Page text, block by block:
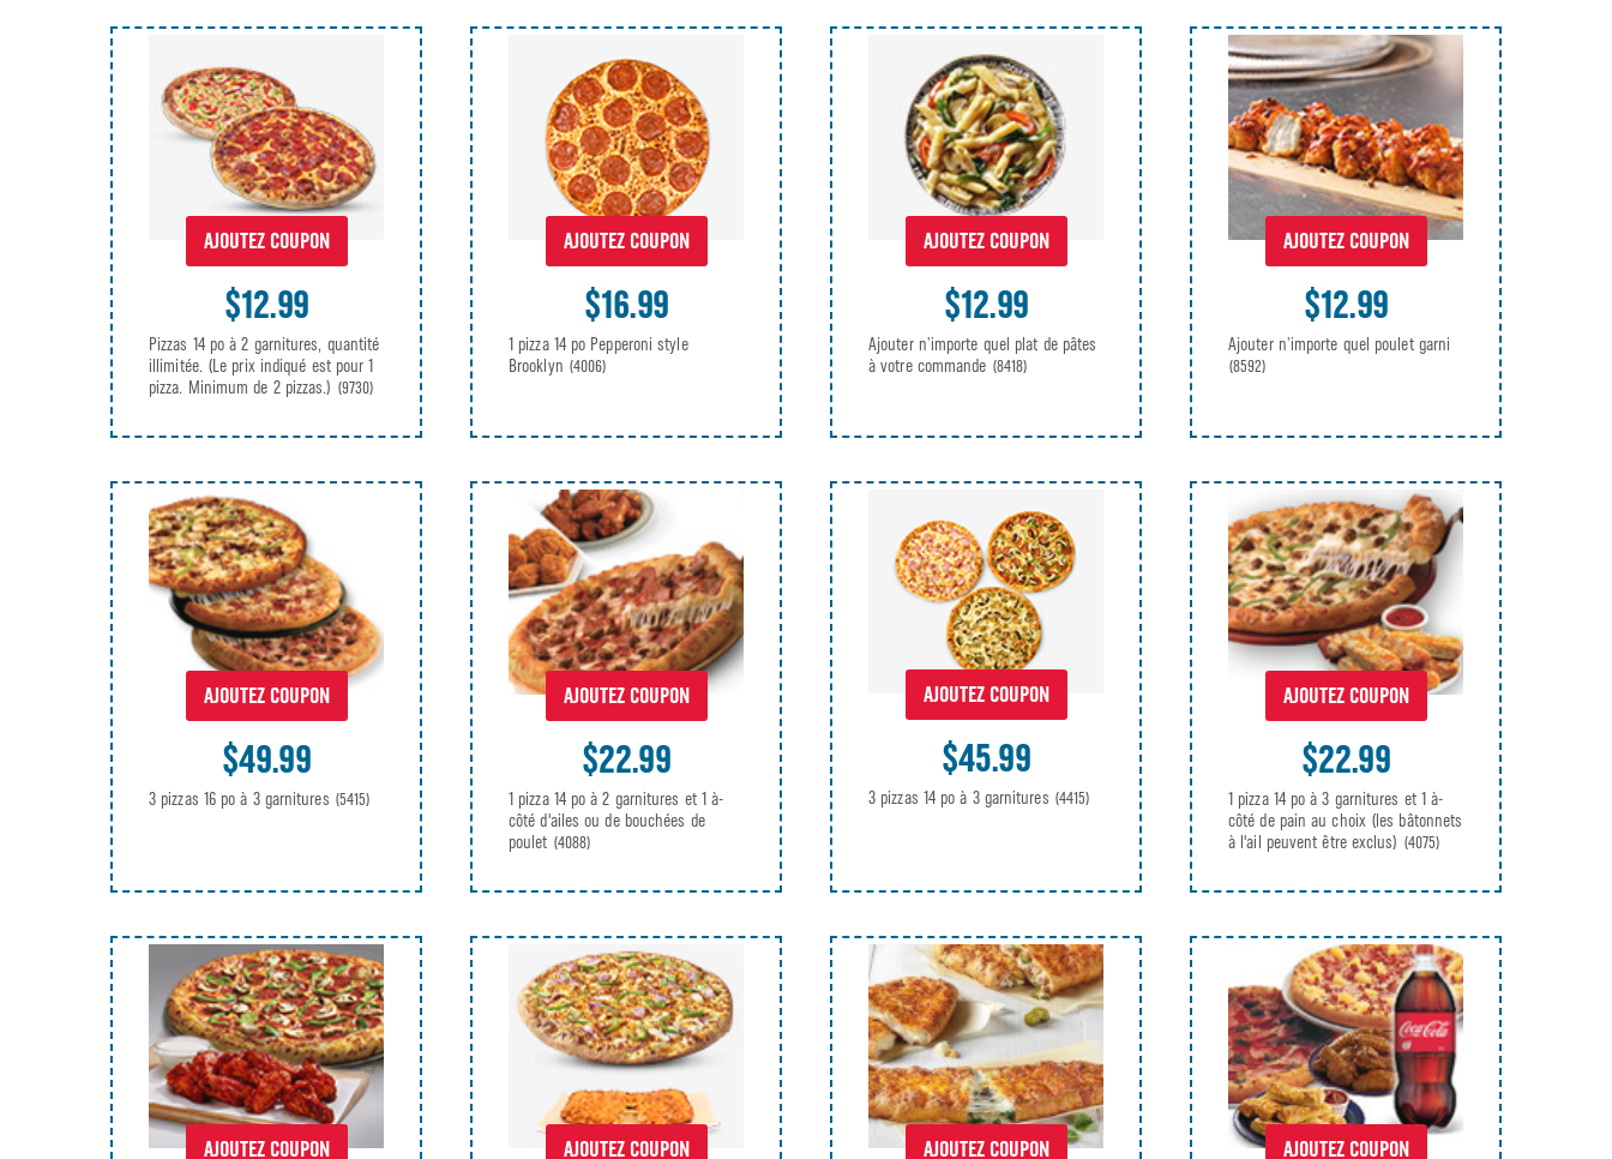
AJOUTEZ COUPON
$12.99
Pizzas 14 po à 2 garnitures, quantité
illimitée. (Le prix indiqué est pour 1
pizza. Minimum de 2 pizzas.) (9730)
AJOUTEZ COUPON
$16.99
1 pizza 14 po Pepperoni style
Brooklyn (4006)
AJOUTEZ COUPON
$12.99
Ajouter n’importe quel plat de pâtes
à votre commande (8418)
AJOUTEZ COUPON
$12.99
Ajouter n’importe quel poulet garni
(8592)
AJOUTEZ COUPON
$49.99
3 pizzas 16 po à 3 garnitures (5415)
AJOUTEZ COUPON
$22.99
1 pizza 14 po à 2 garnitures et 1 à-
côté d'ailes ou de bouchées de
poulet (4088)
AJOUTEZ COUPON
$45.99
3 pizzas 14 po à 3 garnitures (4415)
AJOUTEZ COUPON
$22.99
1 pizza 14 po à 3 garnitures et 1 à-
côté de pain au choix (les bâtonnets
à l'ail peuvent être exclus) (4075)
AJOUTEZ COUPON AJOUTEZ COUPON AJOUTEZ COUPON AJOUTEZ COUPON